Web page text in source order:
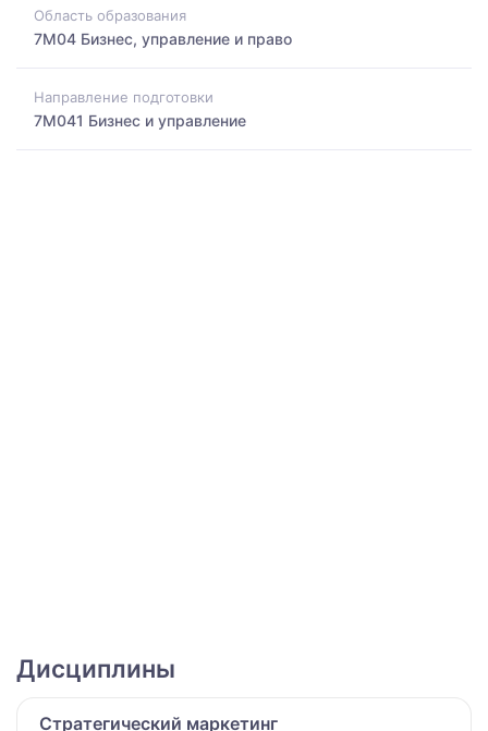
Область образования
7M04 Бизнес, управление и право
Направление подготовки
7M041 Бизнес и управление
Дисциплины
Стратегический маркетинг